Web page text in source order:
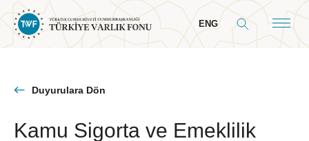
ENG
Hakkımızda
Duyurulara Dön
Kamu Sigorta ve Emeklilik